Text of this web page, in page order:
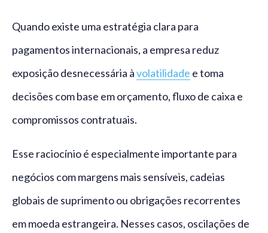
Quando existe uma estratégia clara para
pagamentos internacionais, a empresa reduz
exposição desnecessária àvolatilidade e toma
decisões com base em orçamento, fluxo de caixa e
compromissos contratuais.
Esse raciocínio é especialmente importante para
negócios com margens mais sensíveis, cadeias
globais de suprimento ou obrigações recorrentes
em moeda estrangeira. Nesses casos, oscilações de